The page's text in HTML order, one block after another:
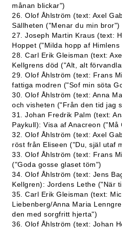
månan blickar")
26. Olof Åhlström (text: Axel
Sällheten ("Menar du min bror")
27. Joseph Martin Kraus (text:
Hoppet ("Milda hopp af Himlens
28. Carl Erik Gleisman (text:
Kellgrens död ("Alt, alt
29. Olof Åhlström (text: Frans
fattiga modren ("Sof min söta
30. Olof Åhlström (text: Anna
och visheten ("Från den tid jag
31. Johan Fredrik Palm (text:
Paykull): Visa af Anacreon ("Må
32. Olof Åhlström (text: Axel
röst från Eliseen ("Du, själ utaf
33. Olof Åhlström (text: Frans
("Goda gosse glaset töm")
34. Olof Åhlström (text: Jens
Kellgren): Jordens Lethe ("När
35. Carl Erik Gleisman (text:
Liebenberg/Anna Maria
den med sorgfritt hjerta")
36. Olof Åhlström (text: Johan